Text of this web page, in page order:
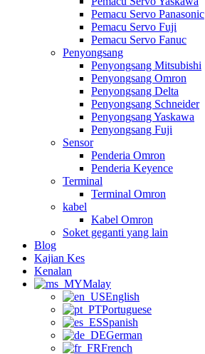
Pemacu Servo Panasonic
Pemacu Servo Fuji
Pemacu Servo Fanuc
Penyongsang
Penyongsang Mitsubishi
Penyongsang Omron
Penyongsang Delta
Penyongsang Schneider
Penyongsang Yaskawa
Penyongsang Fuji
Sensor
Penderia Omron
Penderia Keyence
Terminal
Terminal Omron
kabel
Kabel Omron
Soket geganti yang lain
Blog
Kajian Kes
Kenalan
Malay
English
Portuguese
Spanish
German
French